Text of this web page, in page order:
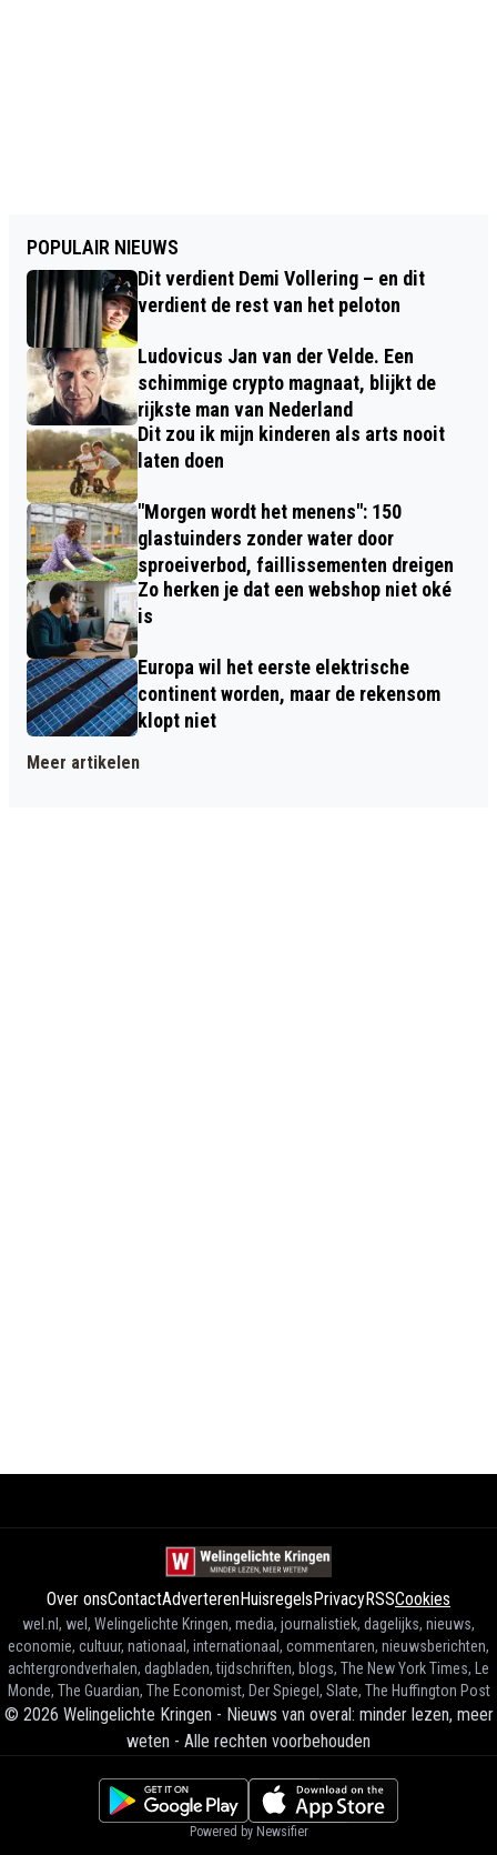
POPULAIR NIEUWS
Dit verdient Demi Vollering – en dit
verdient de rest van het peloton
Ludovicus Jan van der Velde. Een
schimmige crypto magnaat, blijkt de
rijkste man van Nederland
Dit zou ik mijn kinderen als arts nooit
laten doen
"Morgen wordt het menens": 150
glastuinders zonder water door
sproeiverbod, faillissementen dreigen
Zo herken je dat een webshop niet oké
is
Europa wil het eerste elektrische
continent worden, maar de rekensom
klopt niet
Meer artikelen
Over onsContactAdverterenHuisregels PrivacyRSSCookies
wel.nl, wel, Welingelichte Kringen, media, journalistiek, dagelijks, nieuws,
economie, cultuur, nationaal, internationaal, commentaren, nieuwsberichten,
achtergrondverhalen, dagbladen, tijdschriften, blogs, The New York Times, Le
Monde, The Guardian, The Economist, Der Spiegel, Slate, The Huffington Post
© 2026 Welingelichte Kringen - Nieuws van overal: minder lezen, meer
weten - Alle rechten voorbehouden
Powered by Newsifier